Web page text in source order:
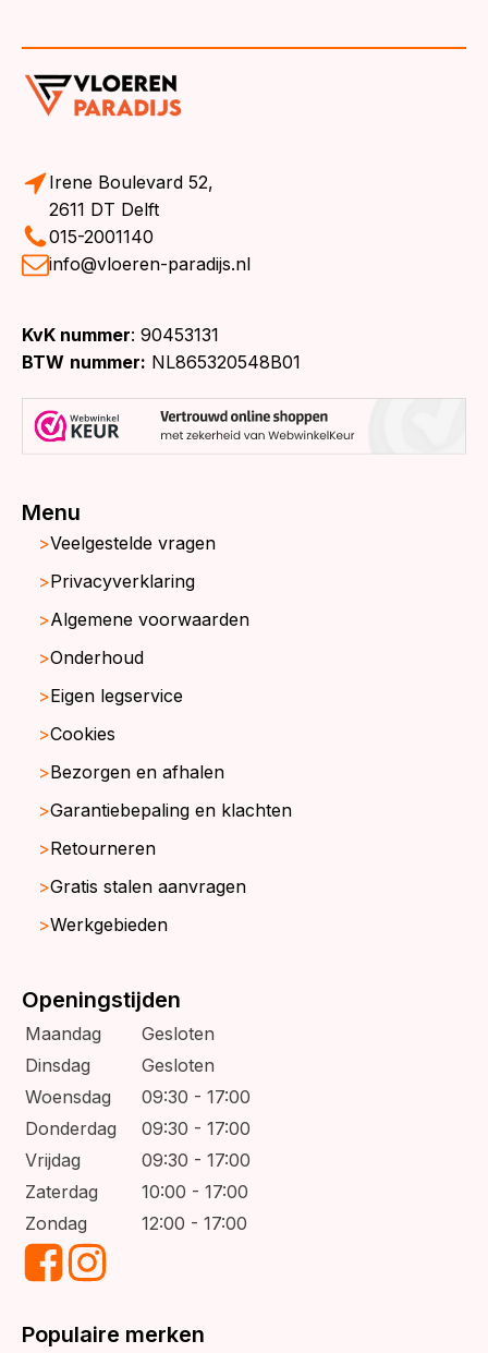
Irene Boulevard 52,
2611 DT Delft
015-2001140
info@vloeren-paradijs.nl
KvK nummer: 90453131
BTW nummer: NL865320548B01
Menu
Veelgestelde vragen
Privacyverklaring
Algemene voorwaarden
Onderhoud
Eigen legservice
Cookies
Bezorgen en afhalen
Garantiebepaling en klachten
Retourneren
Gratis stalen aanvragen
Werkgebieden
Openingstijden
Maandag
Gesloten
Dinsdag
Gesloten
Woensdag
09:30 - 17:00
Donderdag
09:30 - 17:00
Vrijdag
09:30 - 17:00
Zaterdag
10:00 - 17:00
Zondag
12:00 - 17:00
Populaire merken